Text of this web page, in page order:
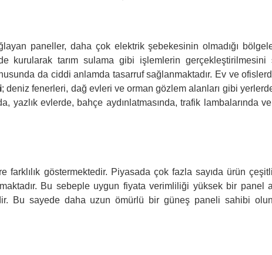
paneller, daha çok elektrik şebekesinin olmadığı
kurularak tarım sulama gibi işlemlerin gerçekleştirilmesini
da ciddi anlamda tasarruf sağlanmaktadır. Ev ve
; deniz fenerleri, dağ evleri ve orman gözlem alanları gibi
yazlık evlerde, bahçe aydınlatmasında, trafik lambalarında
göstermektedir. Piyasada çok fazla sayıda ürün
Bu sebeple uygun fiyata verimliliği yüksek bir panel
Bu sayede daha uzun ömürlü bir güneş paneli sahibi